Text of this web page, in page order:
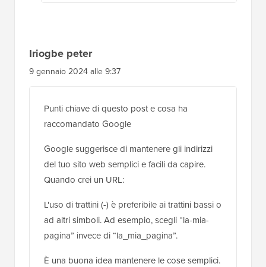
Iriogbe peter
9 gennaio 2024 alle 9:37
Punti chiave di questo post e cosa ha
raccomandato Google
Google suggerisce di mantenere gli indirizzi
del tuo sito web semplici e facili da capire.
Quando crei un URL:
L'uso di trattini (-) è preferibile ai trattini bassi o
ad altri simboli. Ad esempio, scegli “la-mia-
pagina” invece di “la_mia_pagina”.
È una buona idea mantenere le cose semplici.